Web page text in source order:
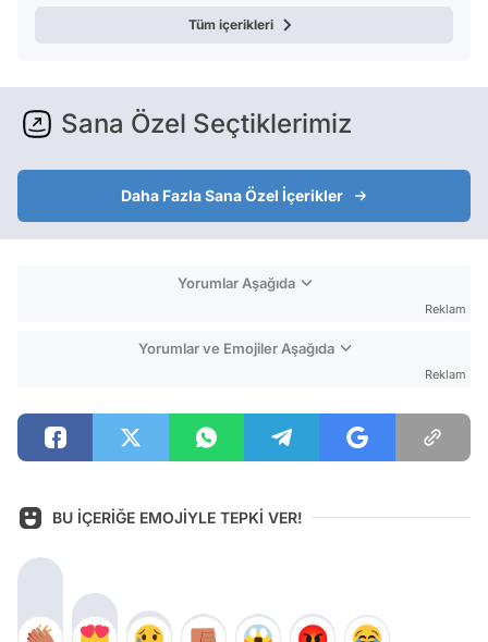
Tüm içerikleri
Sana Özel Seçtiklerimiz
Daha Fazla Sana Özel İçerikler
Yorumlar Aşağıda
Reklam
Yorumlar ve Emojiler Aşağıda
Reklam
BU İÇERİĞE EMOJİYLE TEPKİ VER!